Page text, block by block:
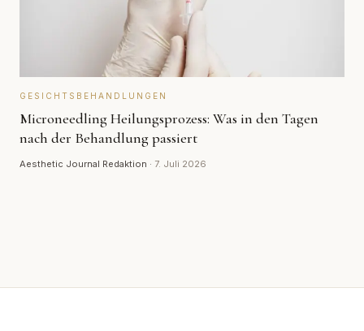
GESICHTSBEHANDLUNGEN
Microneedling Heilungsprozess: Was in den Tagen
nach der Behandlung passiert
Aesthetic Journal Redaktion · 7. Juli 2026